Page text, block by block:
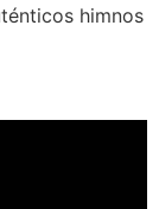
himnos